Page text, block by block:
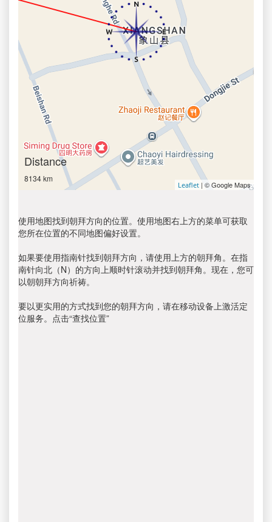
Distance
8134 km
Leaflet | © Google Maps
使用地图找到朝拜方向的位置。使用地图右上方的菜单可获取
您所在位置的不同地图偏好设置。
如果要使用指南针找到朝拜方向，请使用上方的朝拜角。在指
南针向北（N）的方向上顺时针滚动并找到朝拜角。现在，您可
以朝朝拜方向祈祷。
要以更实用的方式找到您的朝拜方向，请在移动设备上激活定
位服务。点击“查找位置”